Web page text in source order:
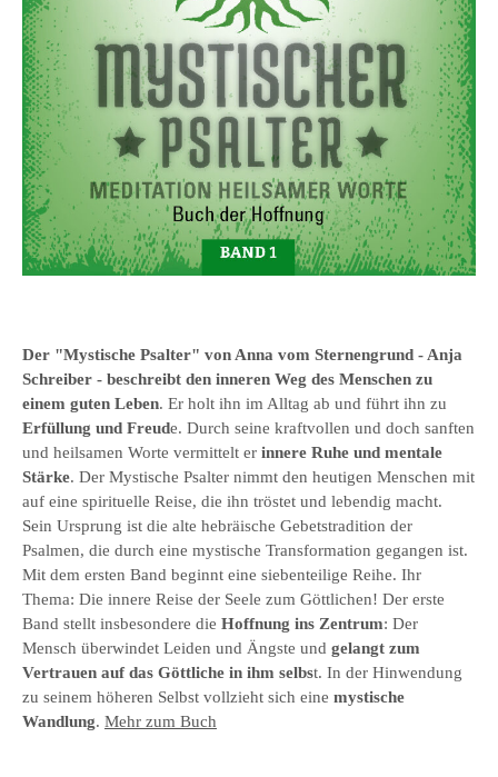
Der "Mystische Psalter" von Anna vom Sternengrund - Anja
Schreiber - beschreibt den inneren Weg des Menschen zu
einem guten Leben. Er holt ihn im Alltag ab und führt ihn zu
Erfüllung und Freude. Durch seine kraftvollen und doch sanften
und heilsamen Worte vermittelt er innere Ruhe und mentale
Stärke. Der Mystische Psalter nimmt den heutigen Menschen mit
auf eine spirituelle Reise, die ihn tröstet und lebendig macht.
Sein Ursprung ist die alte hebräische Gebetstradition der
Psalmen, die durch eine mystische Transformation gegangen ist.
Mit dem ersten Band beginnt eine siebenteilige Reihe. Ihr
Thema: Die innere Reise der Seele zum Göttlichen! Der erste
Band stellt insbesondere die Hoffnung ins Zentrum: Der
Mensch überwindet Leiden und Ängste und gelangt zum
Vertrauen auf das Göttliche in ihm selbst. In der Hinwendung
zu seinem höheren Selbst vollzieht sich eine mystische
Wandlung. Mehr zum Buch